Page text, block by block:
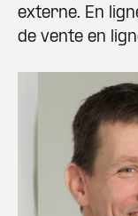
externe. En
de vente en